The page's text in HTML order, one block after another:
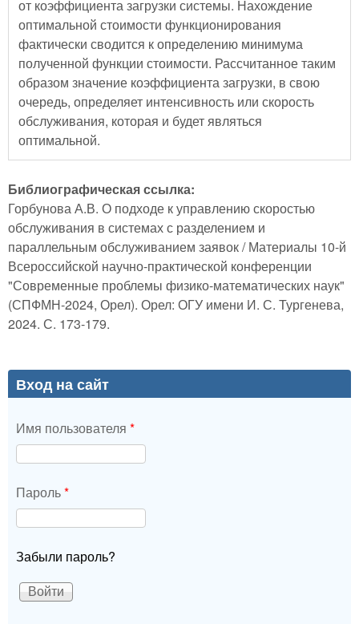
от коэффициента загрузки системы. Нахождение
оптимальной стоимости функционирования
фактически сводится к определению минимума
полученной функции стоимости. Рассчитанное таким
образом значение коэффициента загрузки, в свою
очередь, определяет интенсивность или скорость
обслуживания, которая и будет являться
оптимальной.
Библиографическая ссылка:
Горбунова А.В. О подходе к управлению скоростью
обслуживания в системах с разделением и
параллельным обслуживанием заявок / Материалы 10-й
Всероссийской научно-практической конференции
"Современные проблемы физико-математических наук"
(СПФМН-2024, Орел). Орел: ОГУ имени И. С. Тургенева,
2024. С. 173-179.
Вход на сайт
Имя пользователя *
Пароль*
Забыли пароль?